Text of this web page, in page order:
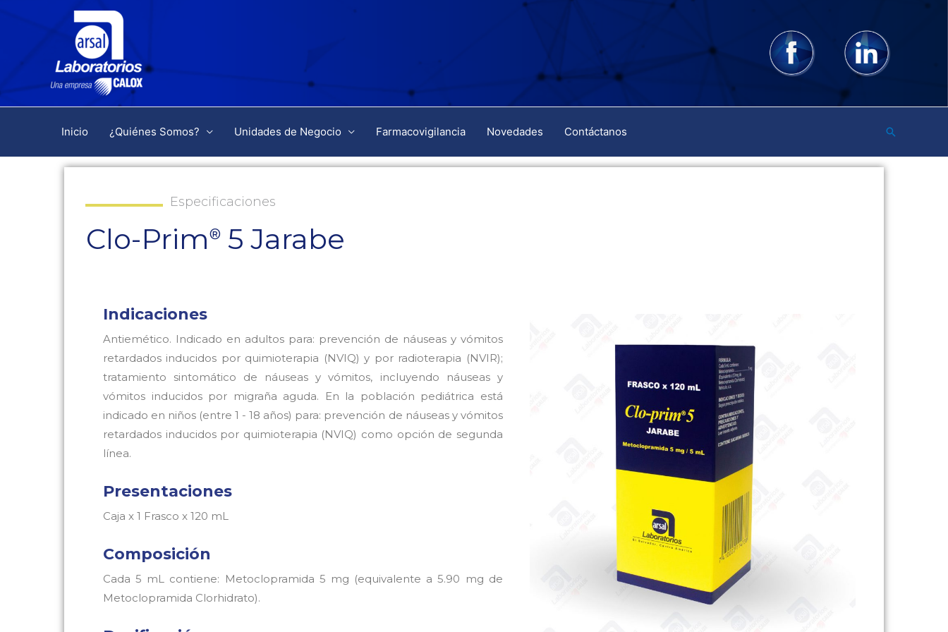
Inicio ¿Quiénes Somos? Unidades de Negocio Farmacovigilancia Novedades Contáctanos
Especificaciones
Clo-Prim® 5 Jarabe
Indicaciones
Antiemético. Indicado en adultos para: prevención de náuseas y vómitos
retardados inducidos por quimioterapia (NVIQ) y por radioterapia (NVIR);
tratamiento sintomático de náuseas y vómitos, incluyendo náuseas y
vómitos inducidos por migraña aguda. En la población pediátrica está
indicado en niños (entre 1 - 18 años) para: prevención de náuseas y vómitos
retardados inducidos por quimioterapia (NVIQ) como opción de segunda
línea.
Presentaciones
Caja x 1 Frasco x 120 mL
Composición
Cada 5 mL contiene: Metoclopramida 5 mg (equivalente a 5.90 mg de
Metoclopramida Clorhidrato).